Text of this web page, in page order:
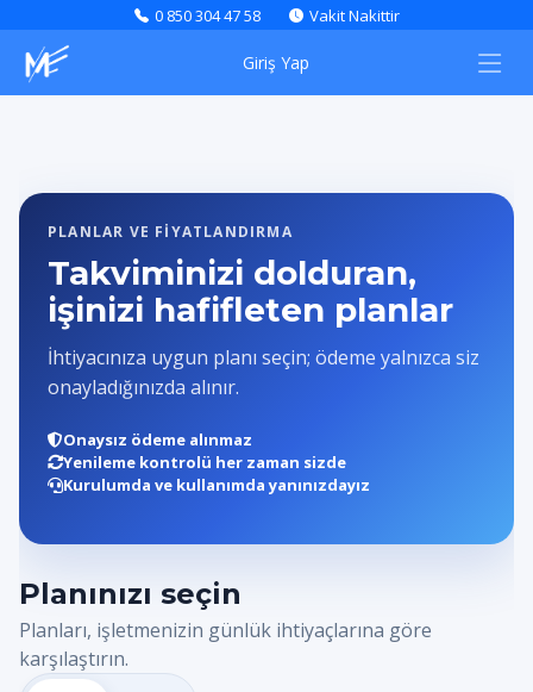
0 850 304 47 58 Vakit Nakittir
Giriş Yap
PLANLAR VE FIYATLANDIRMA
Takviminizi dolduran,
işinizi hafifleten planlar
İhtiyacınıza uygun planı seçin; ödeme yalnızca siz
onayladığınızda alınır.
Onaysız ödeme alınmaz
Yenileme kontrolü her zaman sizde
Kurulumda ve kullanımda yanınızdayız
Planınızı seçin
Planları, işletmenizin günlük ihtiyaçlarına göre
karşılaştırın.